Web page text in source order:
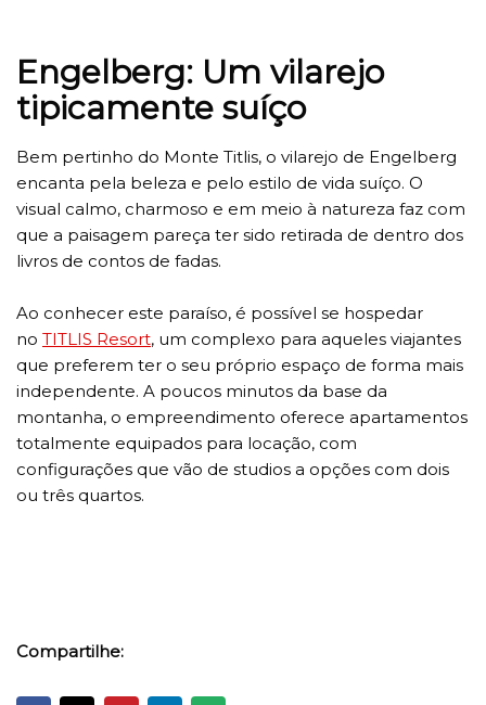
Engelberg: Um vilarejo
tipicamente suíço
Bem pertinho do Monte Titlis, o vilarejo de Engelberg
encanta pela beleza e pelo estilo de vida suíço. O
visual calmo, charmoso e em meio à natureza faz com
que a paisagem pareça ter sido retirada de dentro dos
livros de contos de fadas.
Ao conhecer este paraíso, é possível se hospedar
no TITLIS Resort, um complexo para aqueles viajantes
que preferem ter o seu próprio espaço de forma mais
independente. A poucos minutos da base da
montanha, o empreendimento oferece apartamentos
totalmente equipados para locação, com
configurações que vão de studios a opções com dois
ou três quartos.
Compartilhe: